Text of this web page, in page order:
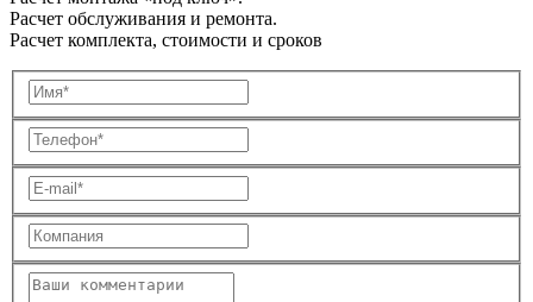
Расчет обслуживания и ремонта.
Расчет комплекта, стоимости и сроков